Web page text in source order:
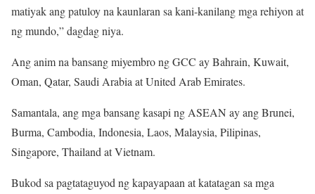
matiyak ang patuloy na kaunlaran sa kani-kanilang mga rehiyon at
ng mundo,” dagdag niya.
Ang anim na bansang miyembro ng GCC ay Bahrain, Kuwait,
Oman, Qatar, Saudi Arabia at United Arab Emirates.
Samantala, ang mga bansang kasapi ng ASEAN ay ang Brunei,
Burma, Cambodia, Indonesia, Laos, Malaysia, Pilipinas,
Singapore, Thailand at Vietnam.
Bukod sa pagtataguyod ng kapayapaan at katatagan sa mga